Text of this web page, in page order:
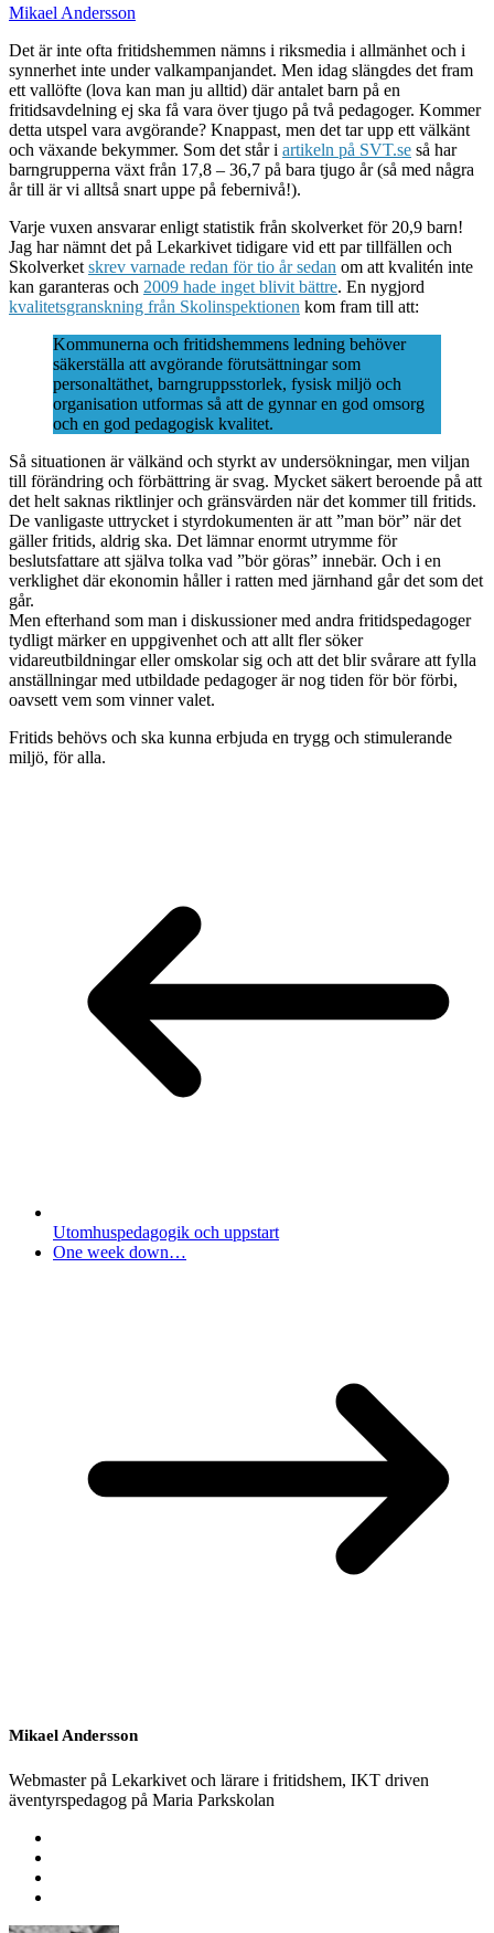
Mikael Andersson
Det är inte ofta fritidshemmen nämns i riksmedia i allmänhet och i
synnerhet inte under valkampanjandet. Men idag slängdes det fram
ett vallöfte (lova kan man ju alltid) där antalet barn på en
fritidsavdelning ej ska få vara över tjugo på två pedagoger. Kommer
detta utspel vara avgörande? Knappast, men det tar upp ett välkänt
och växande bekymmer. Som det står i artikeln på SVT.se så har
barngrupperna växt från 17,8 – 36,7 på bara tjugo år (så med några
år till är vi alltså snart uppe på febernivå!).
Varje vuxen ansvarar enligt statistik från skolverket för 20,9 barn!
Jag har nämnt det på Lekarkivet tidigare vid ett par tillfällen och
Skolverket skrev varnade redan för tio år sedan om att kvalitén inte
kan garanteras och 2009 hade inget blivit bättre. En nygjord
kvalitetsgranskning från Skolinspektionen kom fram till att:
Kommunerna och fritidshemmens ledning behöver
säkerställa att avgörande förutsättningar som
personaltäthet, barngruppsstorlek, fysisk miljö och
organisation utformas så att de gynnar en god omsorg
och en god pedagogisk kvalitet.
Så situationen är välkänd och styrkt av undersökningar, men viljan
till förändring och förbättring är svag. Mycket säkert beroende på att
det helt saknas riktlinjer och gränsvärden när det kommer till fritids.
De vanligaste uttrycket i styrdokumenten är att ”man bör” när det
gäller fritids, aldrig ska. Det lämnar enormt utrymme för
beslutsfattare att själva tolka vad ”bör göras” innebär. Och i en
verklighet där ekonomin håller i ratten med järnhand går det som det
går.
Men efterhand som man i diskussioner med andra fritidspedagoger
tydligt märker en uppgivenhet och att allt fler söker
vidareutbildningar eller omskolar sig och att det blir svårare att fylla
anställningar med utbildade pedagoger är nog tiden för bör förbi,
oavsett vem som vinner valet.
Fritids behövs och ska kunna erbjuda en trygg och stimulerande
miljö, för alla.
Utomhuspedagogik och uppstart
One week down…
Mikael Andersson
Webmaster på Lekarkivet och lärare i fritidshem, IKT driven
äventyrspedagog på Maria Parkskolan